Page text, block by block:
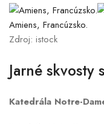
Amiens, Francúzsko.
Zdroj: istock
Jarné skvosty
Katedrála Notre-